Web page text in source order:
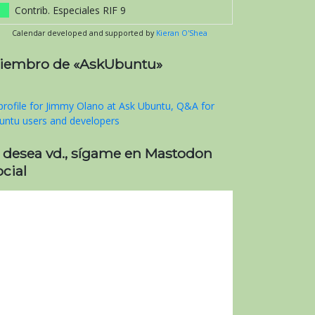
Contrib. Especiales RIF 9
Calendar developed and supported by Kieran O'Shea
de «AskUbuntu»
desea vd., sígame en Mastodon